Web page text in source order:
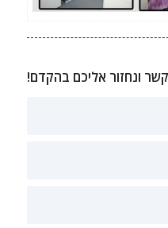
ונחזור אליכם בהקדם!